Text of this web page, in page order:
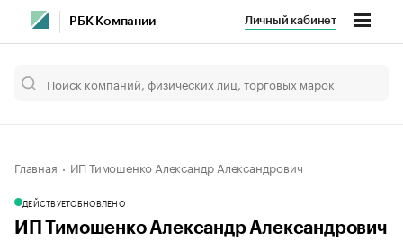
РБК Компании Личный кабинет
Главная ИП Тимошенко Александр Александрович
ДЕЙСТВУЕТОБНОВЛЕНО
ИП Тимошенко Александр Александрович